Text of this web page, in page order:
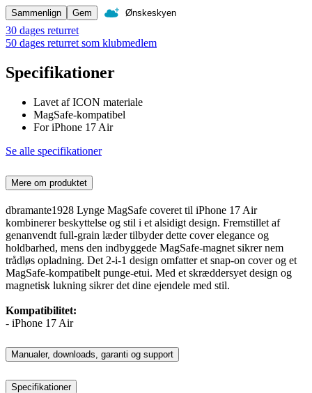
Sammenlign Gem Ønskeskyen
30 dages returret
50 dages returret som klubmedlem
Specifikationer
Lavet af ICON materiale
MagSafe-kompatibel
For iPhone 17 Air
Se alle specifikationer
Mere om produktet
dbramante1928 Lynge MagSafe coveret til iPhone 17 Air
kombinerer beskyttelse og stil i et alsidigt design. Fremstillet af
genanvendt full-grain læder tilbyder dette cover elegance og
holdbarhed, mens den indbyggede MagSafe-magnet sikrer nem
trådløs opladning. Det 2-i-1 design omfatter et snap-on cover og et
MagSafe-kompatibelt punge-etui. Med et skræddersyet design og
magnetisk lukning sikrer det dine ejendele med stil.
Kompatibilitet:
- iPhone 17 Air
Manualer, downloads, garanti og support
Specifikationer